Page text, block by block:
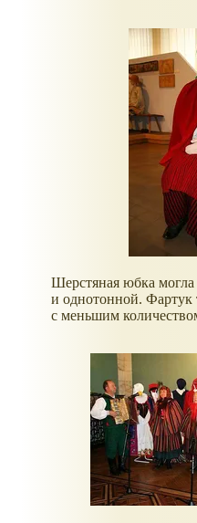
Шерстяная юбка могла
и однотонной. Фартук
с меньшим